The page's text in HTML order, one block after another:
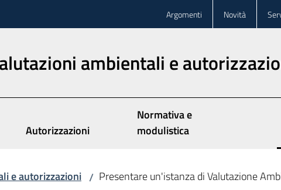
Argomenti Novità
ambientali e
Autorizzazioni
Normativa e
modulistica
e autorizzazioni / Presentare un'istanza di Valutazione